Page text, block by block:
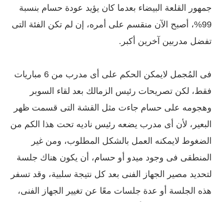
جمهور القلعة البيضاء بعدما كان يؤيد عودة حسام بنسبة
99%، أصبح الآن منقسم على أمره، إن لم تكن الفئة التى
تفضل مدربين آخرين أكبر.
فى المُجمل لايمكن الحكم على أى مدرب من 6 مباريات
فقط، لكن تصريحات رئيس الزمالك بعد لقاء السوبر
وهجومه على حسام جاءت مثل القشة التى قسمت ظهر
البعير، لأن أى مدرب يضعه رئيس ناديه تحت هذا الكم من
الضغوط لايمكنه العمل بالشكل المطلوب، ومن غير
المنطقى فى وجود ميدو أو حسام، أن يكون هناك جلسة
لتحديد مصير الجهاز الفنى بعد كل نتيجة سلبية، وقد تسفر
هذه الجلسة أو عدة جلسات معًا عن تغيير الجهاز الفنى،